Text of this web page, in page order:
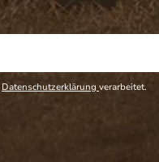
Datenschutzerklärung verarbeitet.